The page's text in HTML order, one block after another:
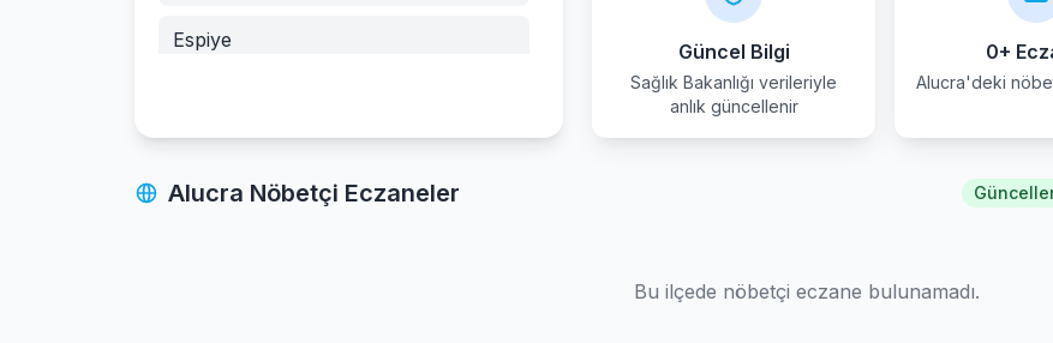
Espiye Güncel Bilgi
Sağlık Bakanlığı verileriyle
anlık güncellenir
0+
Alucra'deki
Alucra Nöbetçi Eczaneler
Bu ilçede nöbetçi eczane bulunamadı.